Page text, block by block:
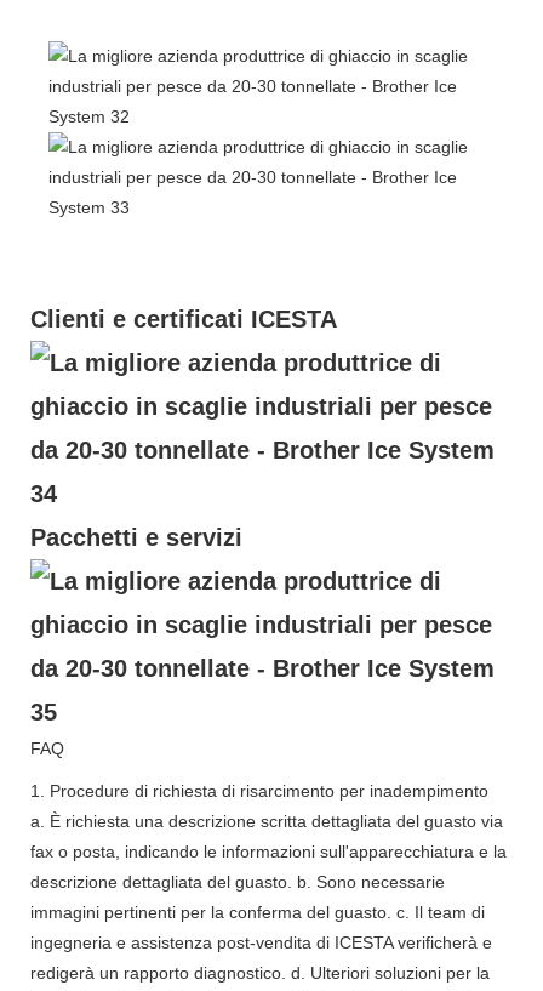
Clienti e certificati ICESTA
Pacchetti e servizi
FAQ
1. Procedure di richiesta di risarcimento per inadempimento
a. È richiesta una descrizione scritta dettagliata del guasto via
fax o posta, indicando le informazioni sull'apparecchiatura e la
descrizione dettagliata del guasto. b. Sono necessarie
immagini pertinenti per la conferma del guasto. c. Il team di
ingegneria e assistenza post-vendita di ICESTA verificherà e
redigerà un rapporto diagnostico. d. Ulteriori soluzioni per la